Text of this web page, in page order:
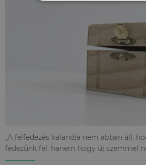
„A felfedezés kalandja nem abban áll,
fedezünk fel, hanem hogy új szemmel